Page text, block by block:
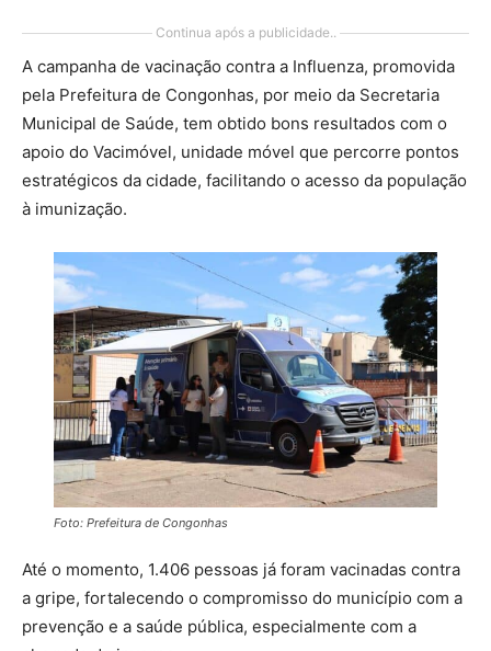
Continua após a publicidade..
A campanha de vacinação contra a Influenza, promovida
pela Prefeitura de Congonhas, por meio da Secretaria
Municipal de Saúde, tem obtido bons resultados com o
apoio do Vacimóvel, unidade móvel que percorre pontos
estratégicos da cidade, facilitando o acesso da população
à imunização.
Foto: Prefeitura de Congonhas
Até o momento, 1.406 pessoas já foram vacinadas contra
a gripe, fortalecendo o compromisso do município com a
prevenção e a saúde pública, especialmente com a